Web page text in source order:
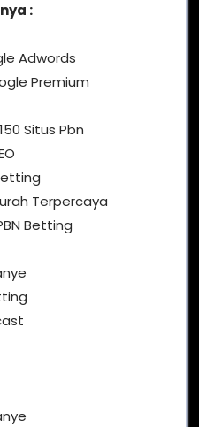
:
Adwords
Premium
Situs Pbn
Terpercaya
Betting